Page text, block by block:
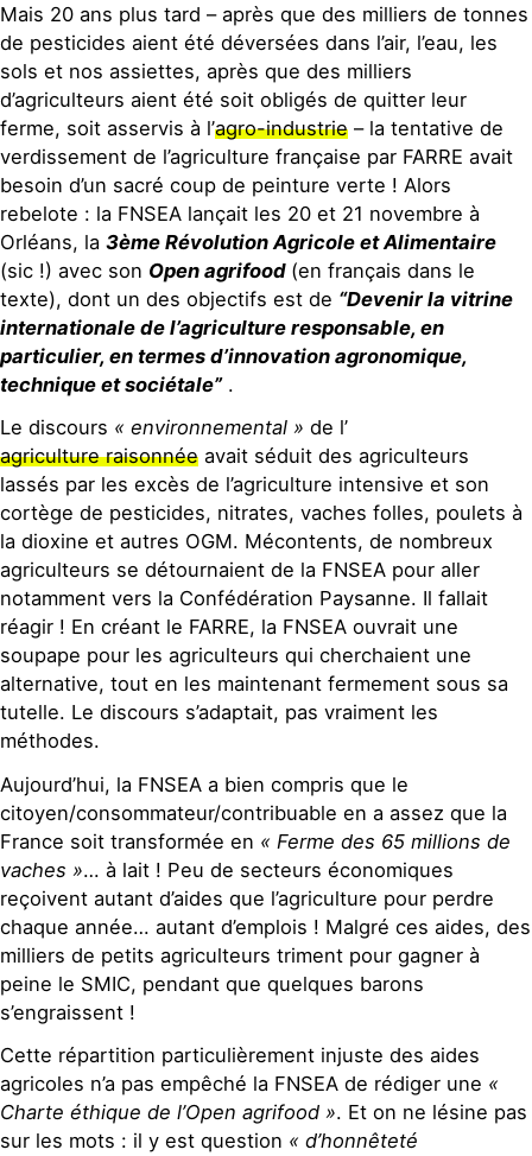
Mais 20 ans plus tard – après que des milliers de tonnes
de pesticides aient été déversées dans l’air, l’eau, les
sols et nos assiettes, après que des milliers
d’agriculteurs aient été soit obligés de quitter leur
ferme, soit asservis à l’agro-industrie – la tentative de
verdissement de l’agriculture française par FARRE avait
besoin d’un sacré coup de peinture verte ! Alors
rebelote : la FNSEA lançait les 20 et 21 novembre à
Orléans, la 3ème Révolution Agricole et Alimentaire
(sic !) avec son Open agrifood (en français dans le
texte), dont un des objectifs est de “Devenir la vitrine
internationale de l’agriculture responsable, en
particulier, en termes d’innovation agronomique,
technique et sociétale” .
Le discours « environnemental » de l’
agriculture raisonnée avait séduit des agriculteurs
lassés par les excès de l’agriculture intensive et son
cortège de pesticides, nitrates, vaches folles, poulets à
la dioxine et autres OGM. Mécontents, de nombreux
agriculteurs se détournaient de la FNSEA pour aller
notamment vers la Confédération Paysanne. Il fallait
réagir ! En créant le FARRE, la FNSEA ouvrait une
soupape pour les agriculteurs qui cherchaient une
alternative, tout en les maintenant fermement sous sa
tutelle. Le discours s’adaptait, pas vraiment les
méthodes.
Aujourd’hui, la FNSEA a bien compris que le
citoyen/consommateur/contribuable en a assez que la
France soit transformée en « Ferme des 65 millions de
vaches »… à lait ! Peu de secteurs économiques
reçoivent autant d’aides que l’agriculture pour perdre
chaque année… autant d’emplois ! Malgré ces aides, des
milliers de petits agriculteurs triment pour gagner à
peine le SMIC, pendant que quelques barons
s’engraissent !
Cette répartition particulièrement injuste des aides
agricoles n’a pas empêché la FNSEA de rédiger une «
Charte éthique de l’Open agrifood ». Et on ne lésine pas
sur les mots : il y est question « d’honnêteté